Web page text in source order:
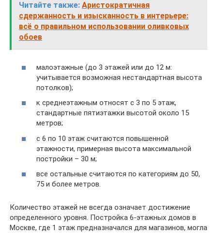
Читайте также: Аристократичная
сдержанность и изысканность в интерьере:
всё о правильном использовании оливковых
обоев
малоэтажные (до 3 этажей или до 12 м:
учитывается возможная нестандартная высота
потолков);
к среднеэтажным относят с 3 по 5 этаж,
стандартные пятиэтажки высотой около 15
метров;
с 6 по 10 этаж считаются повышенной
этажности, примерная высота максимальной
постройки – 30 м;
все остальные считаются по категориям до 50,
75 и более метров.
Количество этажей не всегда означает достижение
определенного уровня. Постройка 6-этажных домов в
Москве, где 1 этаж предназначался для магазинов, могла